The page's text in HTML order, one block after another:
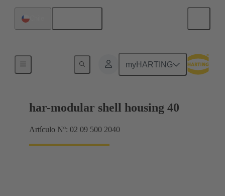
myHARTING
har-modular shell housing 40
Artículo Nº: 02 09 500 2040